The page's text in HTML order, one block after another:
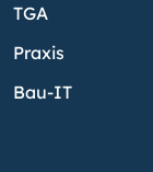
TGA
Praxis
Bau-IT